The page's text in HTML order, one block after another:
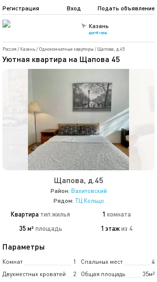
Казань
другой город
Подать объявление
Регистрация Вход
Россия / Казань/ Однокомнатные квартиры / Щапова, д.45
Уютная квартира на Щапова 45
Щапова, д.45
Район: Вахитовский
Рядом: ТЦ Кольцо
Квартира тип жилья 1 комната
35 м² площадь 1 этажиз 4
Параметры
Комнат 1 Спальных мест
4
Двухместных кроватей
2 Общая площадь 35м²